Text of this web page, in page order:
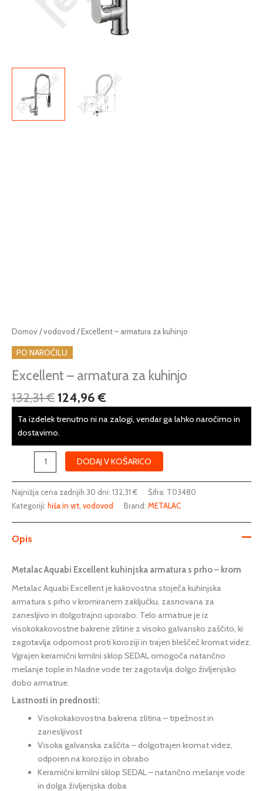
Domov/vodovod / Excellent – armatura za kuhinjo
PO NAROČILU
Excellent – armatura za kuhinjo
132,31€
Izvirna
cena
je
bila:
132,31 €.
124,96€
Trenutna
124,96 €.
Ta izdelek trenutno ni na zalogi, vendar ga lahko naročimo in
dostavimo.
Excellent
-
armatura
za
količina
DODAJ V KOŠARICO
Najnižja cena zadnjih 30 dni: 132,31€ Šifra: T03480
Kategoriji: hiša in vrt vodovod Brand: METALAC
Opis
Metalac Aquabi Excellent kuhinjska armatura s prho – krom
Metalac Aquabi Excellent je kakovostna stoječa kuhinjska
armatura s prho v kromiranem zaključku, zasnovana za
zanesljivo in dolgotrajno uporabo. Telo armatrue je iz
visokokakovostne bakrene zlitine z visoko galvansko zaščito, ki
zagotavlja odpornost proti koroziji in trajen bleščeč kromat videz.
Vgrajen keramični krmilni sklop SEDAL omogoča natančno
mešanje tople in hladne vode ter zagotavlja dolgo življenjsko
dobo armatrue.
Lastnosti in prednosti:
Visokokakovostna bakrena zlitina – trpežnost in
zanesljivost
Visoka galvanska zaščita – dolgotrajen kromat videz,
odporen na korozijo in obrabo
Keramični krmilni sklop SEDAL – natančno mešanje vode
in dolga življenjska doba